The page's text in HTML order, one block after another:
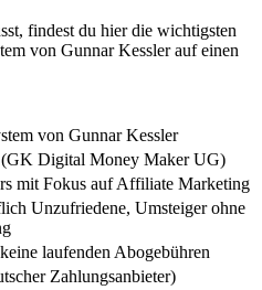
findest du hier die wichtigsten
von Gunnar Kessler auf einen
von Gunnar Kessler
(GK Digital Money Maker UG)
mit Fokus auf Affiliate Marketing
Unzufriedene, Umsteiger ohne
laufenden Abogebühren
Zahlungsanbieter)